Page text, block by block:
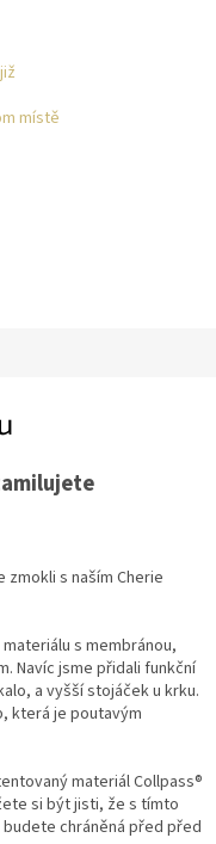
místě
s naším Cherie
s membránou,
Navíc jsme přidali funkční
a vyšší stojáček u krku.
která je poutavým
materiál Collpass®
si být jisti, že s tímto
chráněná před před